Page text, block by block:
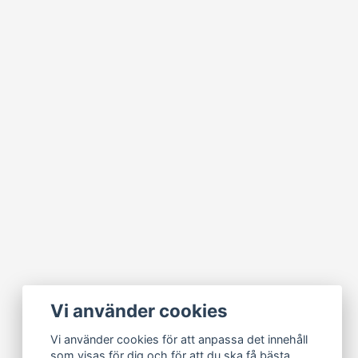
Vi använder cookies
Vi använder cookies för att anpassa det innehåll